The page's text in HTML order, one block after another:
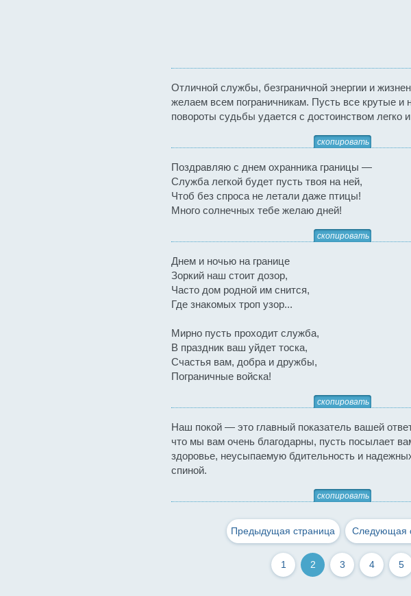
Отличной службы, безграничной энергии и
желаем всем пограничникам. Пусть все крутые и
повороты судьбы удается с достоинством легко
скопировать
Поздравляю с днем охранника границы —
Служба легкой будет пусть твоя на ней,
Чтоб без спроса не летали даже птицы!
Много солнечных тебе желаю дней!
скопировать
Днем и ночью на границе
Зоркий наш стоит дозор,
Часто дом родной им снится,
Где знакомых троп узор...
Мирно пусть проходит служба,
В праздник ваш уйдет тоска,
Счастья вам, добра и дружбы,
Пограничные войска!
скопировать
Наш покой — это главный показатель вашей
что мы вам очень благодарны, пусть посылает
здоровье, неусыпаемую бдительность и
спиной.
скопировать
Предыдущая страница Следующая
1 2 3 4 5